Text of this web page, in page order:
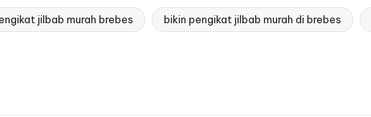
jilbab murah brebes bikin pengikat jilbab murah di brebes